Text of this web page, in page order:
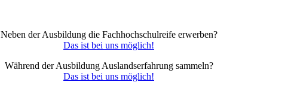
Neben der Ausbildung die Fachhochschulreife erwerben?
Das ist bei uns möglich!
Während der Ausbildung Auslandserfahrung sammeln?
Das ist bei uns möglich!